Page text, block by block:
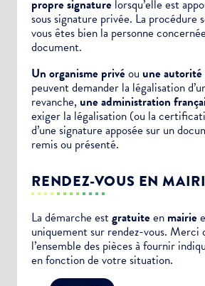
propre signature lorsqu’elle est
sous signature privée. La procédure
vous êtes bien la personne
document.
Un organisme privéou une
peuvent demander la légalisation
revanche, une administration
exiger la légalisation (ou la
d’une signature apposée sur un
remis ou présenté.
RENDEZ-VOUS EN
La démarche estgratuiteen mairie
uniquement sur rendez-vous. Merci
l’ensemble des pièces à fournir
en fonction de votre situation.